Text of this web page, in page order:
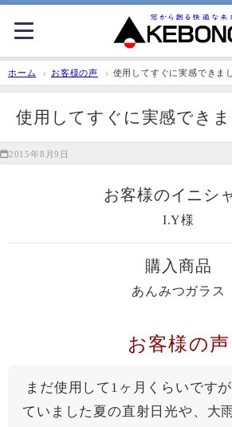
ホーム お客様の声 使用してすぐに実感できま
使用してすぐに実感でき
2015年8月9日
お客様のイニシ
I.Y様
購入商品
あんみつガラス
お客様の声
まだ使用して1ヶ月くらいです
ていました夏の直射日光や、大